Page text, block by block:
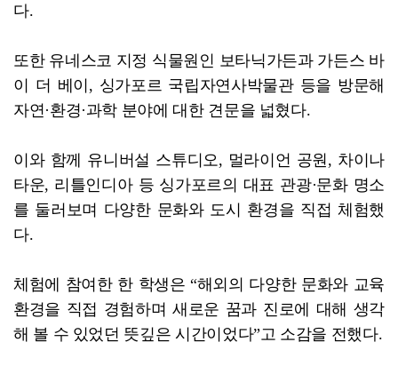
다.
또한 유네스코 지정 식물원인 보타닉가든과 가든스 바
이 더 베이, 싱가포르 국립자연사박물관 등을 방문해
자연·환경·과학 분야에 대한 견문을 넓혔다.
이와 함께 유니버설 스튜디오, 멀라이언 공원, 차이나
타운, 리틀인디아 등 싱가포르의 대표 관광·문화 명소
를 둘러보며 다양한 문화와 도시 환경을 직접 체험했
다.
체험에 참여한 한 학생은 “해외의 다양한 문화와 교육
환경을 직접 경험하며 새로운 꿈과 진로에 대해 생각
해 볼 수 있었던 뜻깊은 시간이었다”고 소감을 전했다.